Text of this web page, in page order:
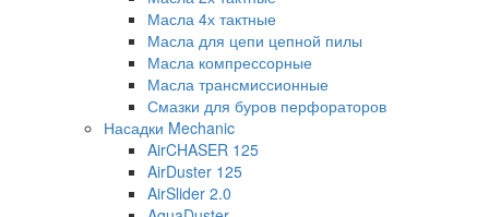
Масла 4х тактные
Масла для цепи цепной пилы
Масла компрессорные
Масла трансмиссионные
Смазки для буров перфораторов
Насадки Mechanic
AirCHASER 125
AirDuster 125
AirSlider 2.0